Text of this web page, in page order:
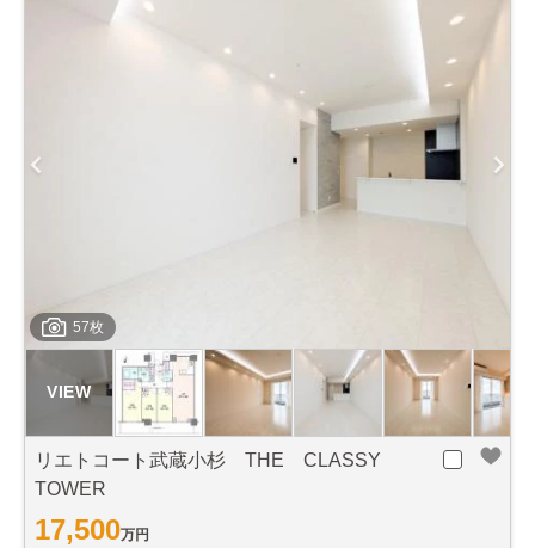
57枚
リエトコート武蔵小杉 THE CLASSY
TOWER
17,500万円